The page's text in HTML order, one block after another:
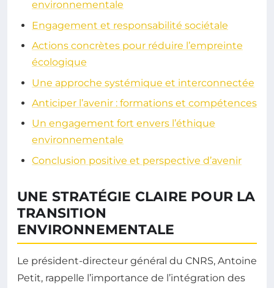
environnementale
Engagement et responsabilité sociétale
Actions concrètes pour réduire l’empreinte
écologique
Une approche systémique et interconnectée
Anticiper l’avenir : formations et compétences
Un engagement fort envers l’éthique
environnementale
Conclusion positive et perspective d’avenir
UNE STRATÉGIE CLAIRE POUR LA
TRANSITION
ENVIRONNEMENTALE
Le président-directeur général du CNRS, Antoine
Petit, rappelle l’importance de l’intégration des